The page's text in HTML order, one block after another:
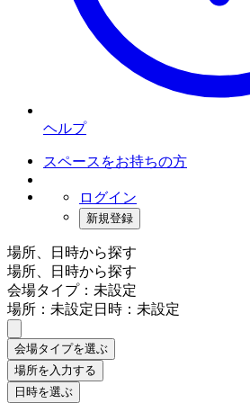
ヘルプ
スペースをお持ちの方
ログイン
新規登録
場所、日時から探す
場所、日時から探す
会場タイプ：未設定
場所：未設定日時：未設定
会場タイプを選ぶ
場所を入力する
日時を選ぶ